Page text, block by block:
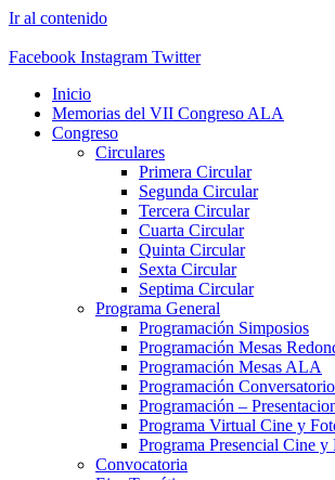
Ir al contenido
Facebook Instagram Twitter
Inicio
Memorias del VII Congreso ALA
Congreso
Circulares
Primera Circular
Segunda Circular
Tercera Circular
Cuarta Circular
Quinta Circular
Sexta Circular
Septima Circular
Programa General
Programación Simposios
Programación Mesas
Programación Mesas ALA
Programación
Programación –
Programa Virtual Cine y
Programa Presencial Cine y
Convocatoria